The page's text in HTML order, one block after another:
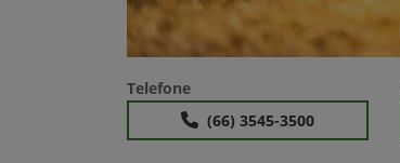
Telefone
(66) 3545-3500